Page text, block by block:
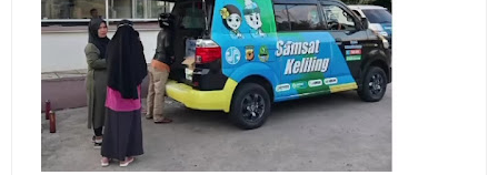
Info Sembako di Pasar Kepuh Kuningan Kamis 6
Agustus 2026, Daging Naik, Telur Turun
Agenda Kegiatan Bupati Kuningan Jumat 7 Agustus
2026 Ada Tiga, Tapi yang Bakal Dihadiri Hanya Satu
Ini Empat Lokasi Samsat Keliling Kuningan Jumat 7